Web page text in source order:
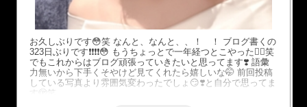
お久しぶりです😳笑 なんと、なんと、、！ ！ ブログ書くの
323日ぶりです❗️❗️❗️❗️😳 もうちょっとで一年経つとこやった😮‍💨笑
でもこれからはブログ頑張っていきたいと思ってます❣️ 語彙
力無いから下手くそやけど見てくれたら嬉しいな🤭 前回投稿
している写真より雰囲気変わったでしょ😏❣️と自分で思ってま
す🫣笑